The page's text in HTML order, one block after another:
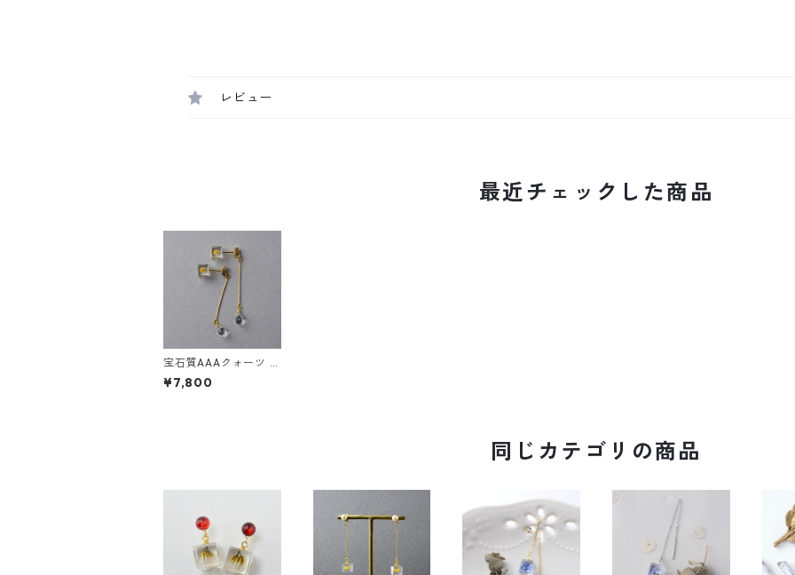
レビュー
最近チェックした商品
宝石質AAAクォーツ ミ
モザ ステンレスピアス
ギフト 誕生日プレゼン
¥7,800
同じカテゴリの商品